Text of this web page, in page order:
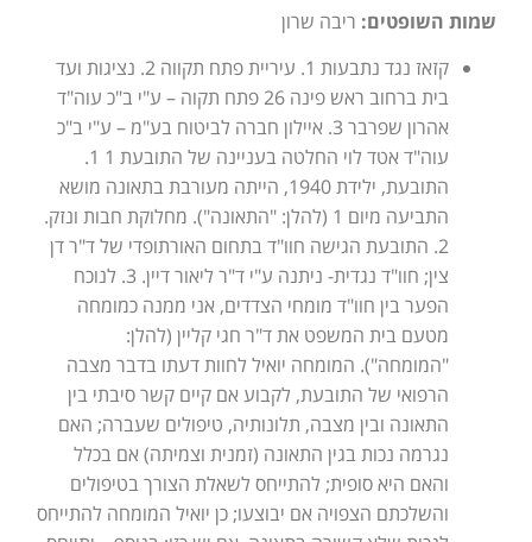
שמות השופטים: ריבה שרון
קזאז נגד נתבעות 1. עיריית פתח תקווה 2. נציגות ועד
בית ברחוב ראש פינה 26 פתח תקוה – ע"י ב"כ עוה"ד
אהרון שפרבר 3. איילון חברה לביטוח בע"מ – ע"י ב"כ
עוה"ד אטד לוי החלטה בעניינה של התובעת 1 1.
התובעת, ילידת 1940, הייתה מעורבת בתאונה מושא
התביעה מיום 1 (להלן: "התאונה"). מחלוקת חבות ונזק.
2. התובעת הגישה חוו"ד בתחום האורתופדי של ד"ר דן
צין; חוו"ד נגדית- ניתנה ע"י ד"ר ליאור דיין. 3. לנוכח
הפער בין חוו"ד מומחי הצדדים, אני ממנה כמומחה
מטעם בית המשפט את ד"ר חגי קליין (להלן:
"המומחה"). המומחה יואיל לחוות דעתו בדבר מצבה
הרפואי של התובעת, לקבוע אם קיים קשר סיבתי בין
התאונה ובין מצבה, תלונותיה, טיפולים שעברה; האם
נגרמה נכות בגין התאונה (זמנית וצמיתה) אם בכלל
והאם היא סופית; להתייחס לשאלת הצורך בטיפולים
והשלכתם הצפויה אם יבוצעו; כן יואיל המומחה להתייחס